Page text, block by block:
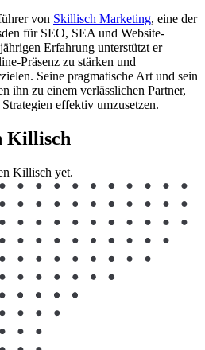
von Skillisch Marketing, eine der
für SEO, SEA und Website-
Erfahrung unterstützt er
Präsenz zu stärken und
Seine pragmatische Art und sein
ihn zu einem verlässlichen Partner,
effektiv umzusetzen.
Killisch
Killisch yet.